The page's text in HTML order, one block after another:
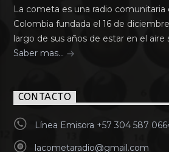
La cometa es una radio
Colombia fundada el 16 de
largo de sus años de estar en el aire
Saber mas...
CONTACTO
Línea Emisora +57 304 587
lacometaradio@gmail.com